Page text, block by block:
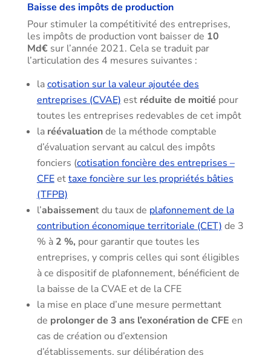
Baisse des impôts de production
Pour stimuler la compétitivité des entreprises,
les impôts de production vont baisser de 10
Md€ sur l’année 2021. Cela se traduit par
l’articulation des 4 mesures suivantes :
lacotisation sur la valeur ajoutée des
entreprises (CVAE) est réduite de moitié pour
toutes les entreprises redevables de cet impôt
la réévaluationde la méthode comptable
d’évaluation servant au calcul des impôts
fonciers (cotisation foncière des entreprises –
CFEettaxe foncière sur les propriétés bâties
(TFPB)
l’abaissement du taux de plafonnement de la
contribution économique territoriale (CET) de 3
% à 2 %, pour garantir que toutes les
entreprises, y compris celles qui sont éligibles
à ce dispositif de plafonnement, bénéficient de
la baisse de la CVAE et de la CFE
la mise en place d’une mesure permettant
de prolonger de 3 ans l’exonération de CFE en
cas de création ou d’extension
d’établissements, sur délibération des